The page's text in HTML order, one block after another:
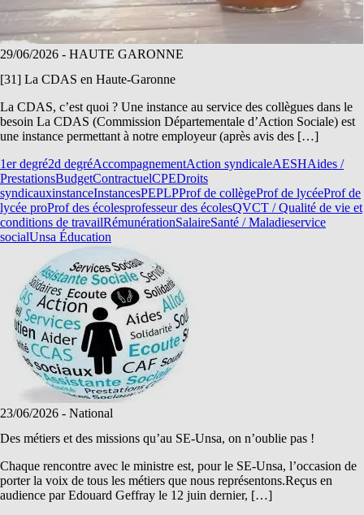
29/06/2026 - HAUTE GARONNE
[31] La CDAS en Haute-Garonne
La CDAS, c’est quoi ? Une instance au service des collègues dans le
besoin La CDAS (Commission Départementale d’Action Sociale) est
une instance permettant à notre employeur (après avis des […]
1er degré2d degréAccompagnementAction syndicaleAESHAides /
PrestationsBudgetContractuelCPEDroits
syndicauxinstanceInstancesPEPLPProf de collègeProf de lycéeProf de
lycée proProf des écolesprofesseur des écolesQVCT / Qualité de vie et
conditions de travailRémunérationSalaireSanté / Maladieservice
socialUnsa Éducation
23/06/2026 - National
Des métiers et des missions qu’au SE-Unsa, on n’oublie pas !
Chaque rencontre avec le ministre est, pour le SE-Unsa, l’occasion de
porter la voix de tous les métiers que nous représentons.Reçus en
audience par Edouard Geffray le 12 juin dernier, […]